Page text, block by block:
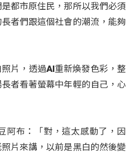
都市原住民，那所以我們必須
者們跟這個社會的潮流，能夠
片，透過AI重新煥發色彩，整
者看著螢幕中年輕的自己，心
阿布：「對，這太感動了，因
片來講，以前是黑白的然後變